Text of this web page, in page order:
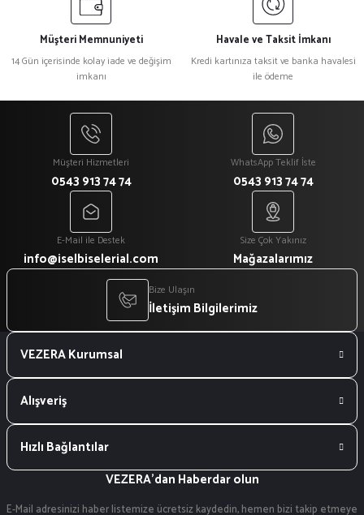
Müşteri Memnuniyeti
14 Gün içerisinde kolay iade ve değişim
imkanı
Havale ve Taksit İmkanı
Kredi kartınıza taksit ve banka havalesi
ile ödeme
Müşteri Hizmetleri
0543 913 74 74
WhatsApp Teklif İste
0543 913 74 74
E-Mail ile Destek
info@iselbiselerial.com
Size Çok Yakınız
Mağazalarımız
Bize Ulaşın
İletişim Bilgilerimiz
VEZERA Kurumsal
Alışveriş
Hızlı Bağlantılar
VEZERA'dan Haberdar olun
E-Mail adresinizi haber listemize ücretsiz kaydedin, hemen bizi takip etmeye